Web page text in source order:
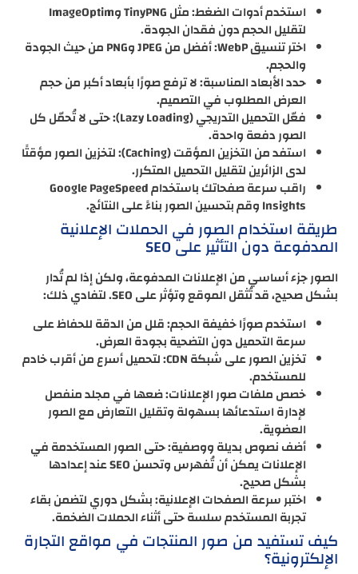
استخدم أدوات الضغط: مثل TinyPNG وImageOptim
لتقليل الحجم دون فقدان الجودة.
اختر تنسيق WebP: أفضل من JPEG وPNG من حيث الجودة
والحجم.
حدد الأبعاد المناسبة: لا ترفع صورًا بأبعاد أكبر من حجم
العرض المطلوب في التصميم.
فعّل التحميل التدريجي (Lazy Loading): حتى لا تُحمّل كل
الصور دفعة واحدة.
استفد من التخزين المؤقت (Caching): لتخزين الصور مؤقتًا
لدى الزائرين لتقليل التحميل المتكرر.
راقب سرعة صفحاتك باستخدام Google PageSpeed
Insights وقم بتحسين الصور بناءً على النتائج.
طريقة استخدام الصور في الحملات الإعلانية
المدفوعة دون التأثير على SEO
الصور جزء أساسي من الإعلانات المدفوعة، ولكن إذا لم تُدار
بشكل صحيح، قد تُثقل الموقع وتؤثر على SEO. لتفادي ذلك:
استخدم صورًا خفيفة الحجم: قلل من الدقة للحفاظ على
سرعة التحميل دون التضحية بجودة العرض.
تخزين الصور على شبكة CDN: لتحميل أسرع من أقرب خادم
للمستخدم.
خصص ملفات صور الإعلانات: ضعها في مجلد منفصل
لإدارة استدعائها بسهولة وتقليل التعارض مع الصور
العضوية.
أضف نصوص بديلة ووصفية: حتى الصور المستخدمة في
الإعلانات يمكن أن تُفهرس وتحسن SEO عند إعدادها
بشكل صحيح.
اختبر سرعة الصفحات الإعلانية: بشكل دوري لتضمن بقاء
تجربة المستخدم سلسة حتى أثناء الحملات الضخمة.
كيف تستفيد من صور المنتجات في مواقع التجارة
الإلكترونية؟